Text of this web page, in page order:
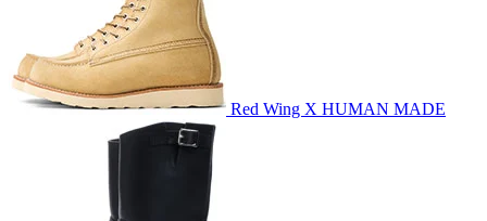
Red Wing X HUMAN MADE